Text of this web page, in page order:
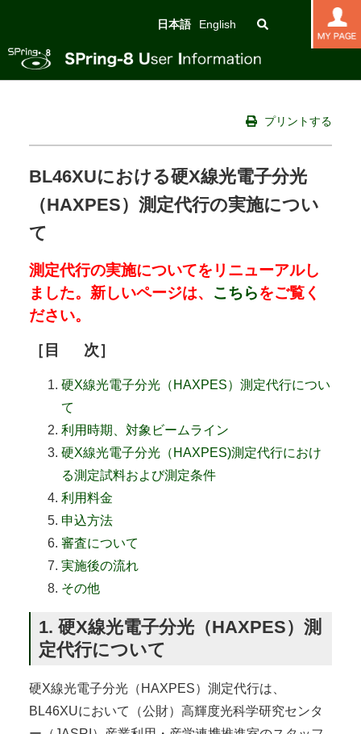
日本語 English
プリントする
BL46XUにおける硬X線光電子分光
（HAXPES）測定代行の実施につい
て
測定代行の実施についてをリニューアルし
ました。新しいページは、
こちらをご覧く
ださい。
［ 目 次］
硬X線光電子分光（HAXPES）測定代行につい
て
利用時期、対象ビームライン
硬X線光電子分光（HAXPES)測定代行におけ
る測定試料および測定条件
利用料金
申込方法
審査について
実施後の流れ
その他
1. 硬X線光電子分光（HAXPES）測
定代行について
硬X線光電子分光（HAXPES）測定代行は、
BL46XUにおいて（公財）高輝度光科学研究センタ